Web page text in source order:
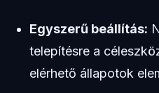
Egyszerű beállítás:
telepítésre a
elérhető állapotok